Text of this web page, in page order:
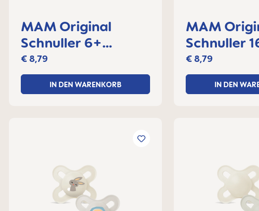
MAM Original
Schnuller 6+
Monate, 2er Set
€ 8,79
IN DEN WARENKORB
MAM
Schnuller
Monate,
€ 8,79
IN DEN